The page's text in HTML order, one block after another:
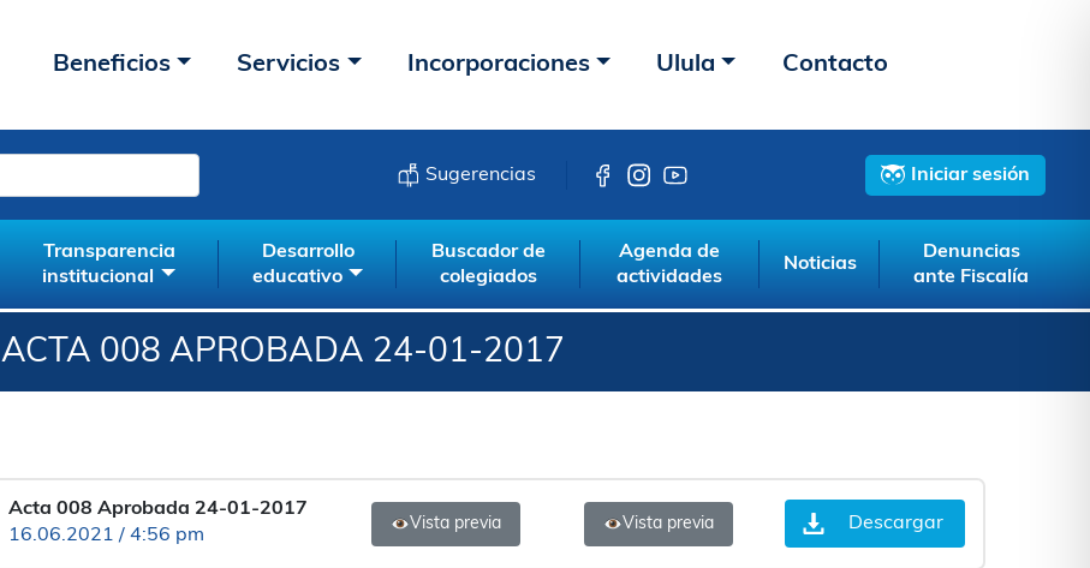
Beneficios Servicios Incorporaciones Ulula Contacto
Sugerencias Iniciar sesión
Transparencia
institucional
Desarrollo
educativo
Buscador de
colegiados
Agenda de
actividades
Noticias
Denuncias
ante Fiscalía
ACTA 008 APROBADA 24-01-2017
Acta 008 Aprobada 24-01-2017
16.06.2021 / 4:56 pm
Vista previa Vista previa Descargar